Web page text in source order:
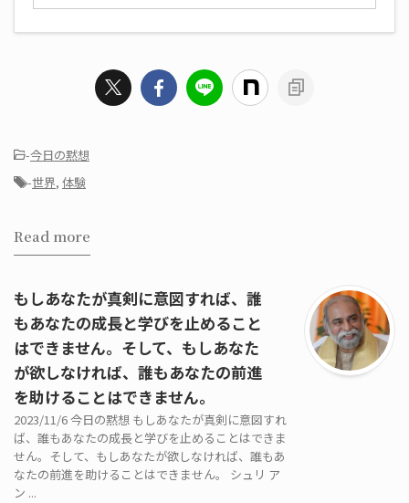
-今日の黙想
-世界, 体験
Read more
もしあなたが真剣に意図すれば、誰
もあなたの成長と学びを止めること
はできません。そして、もしあなた
が欲しなければ、誰もあなたの前進
を助けることはできません。
2023/11/6 今日の黙想 もしあなたが真剣に意図すれ
ば、誰もあなたの成長と学びを止めることはできま
せん。そして、もしあなたが欲しなければ、誰もあ
なたの前進を助けることはできません。 シュリ ア
ン ...